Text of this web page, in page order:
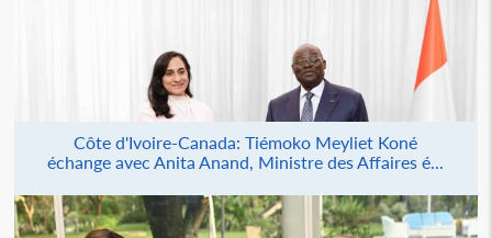
Côte d'Ivoire-Canada: Tiémoko Meyliet Koné
échange avec Anita Anand, Ministre des Affaires é...